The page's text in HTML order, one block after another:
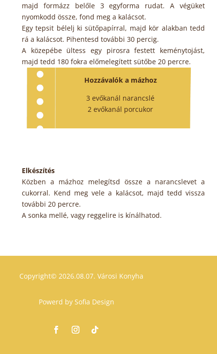
majd formázz belőle 3 egyforma rudat. A végüket
nyomkodd össze, fond meg a kalácsot.
Egy tepsit bélelj ki sütőpapírral, majd kör alakban tedd
rá a kalácsot. Pihentesd további 30 percig.
A közepébe ültess egy pirosra festett keménytojást,
majd tedd 180 fokra előmelegített sütőbe 20 percre.
Hozzávalók a mázhoz
3 evőkanál narancslé
2 evőkanál porcukor
Elkészítés
Közben a mázhoz melegítsd össze a narancslevet a
cukorral. Kend meg vele a kalácsot, majd tedd vissza
további 20 percre.
A sonka mellé, vagy reggelire is kínálhatod.
Copyright© 2026.08.07. Városi Konyha
Powerd by Sofia Design